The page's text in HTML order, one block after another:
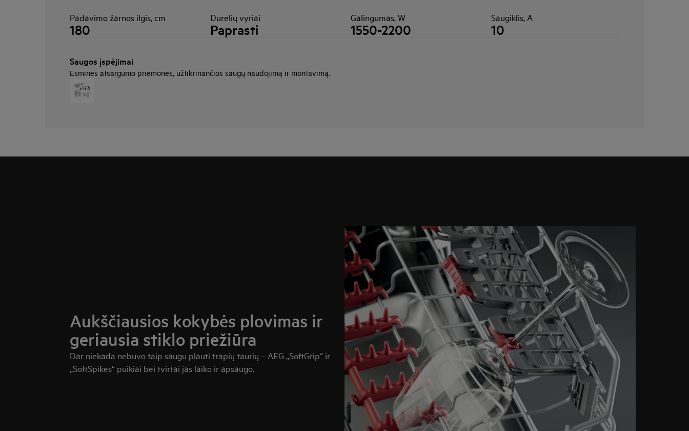
Padavimo žarnos ilgis, cm
180
Durelių vyriai
Paprasti
Galingumas, W
1550-2200
Saugiklis, A
10
Saugos įspėjimai
Esminės atsargumo priemonės, užtikrinančios saugų naudojimą ir montavimą.
Aukščiausios kokybės plovimas ir
geriausia stiklo priežiūra
Dar niekada nebuvo taip saugu plauti trapių taurių – AEG „SoftGrip“ ir
„SoftSpikes“ puikiai bei tvirtai jas laiko ir apsaugo.